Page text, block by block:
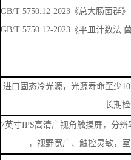
GB/T 5750.12-2023《总大肠菌群》
GB/T 5750.12-2023《平皿计数法
进口固态冷光源，光源寿命至少
长期
7英寸IPS高清广视角触摸屏，分
，视野宽广、触控灵敏，